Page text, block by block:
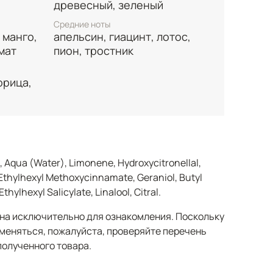
древесный, зеленый
Средние ноты
апельсин, гиацинт, лотос,
пион, тростник
(Water), Limonene, Hydroxycitronellal,
Methoxycinnamate, Geraniol, Butyl
Salicylate, Linalool, Citral.
исключительно для ознакомления. Поскольку
пожалуйста, проверяйте перечень
товара.